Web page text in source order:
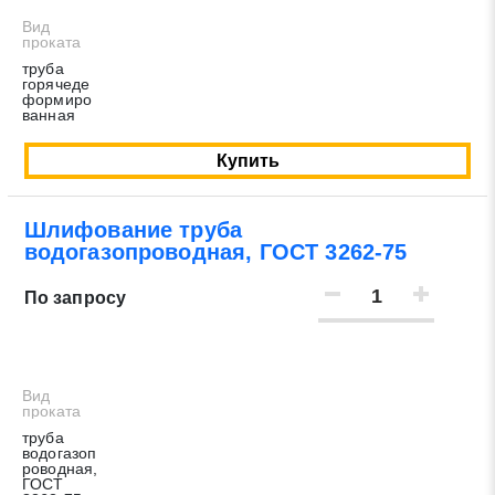
Поиск
Вид
проката
труба
горячеде
формиро
ванная
Купить
Шлифование труба
водогазопроводная, ГОСТ 3262-75
По запросу
Вид
проката
труба
водогазоп
роводная,
ГОСТ
Нажимая на кнопку «Отправить заявку» Вы даете согласие